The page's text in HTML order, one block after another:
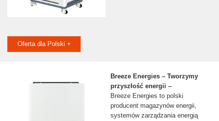
Oferta dla Polski +
Breeze Energies – Tworzymy
przyszłość energii –
Breeze Energies to polski
producent magazynów energii,
systemów zarządzania energią